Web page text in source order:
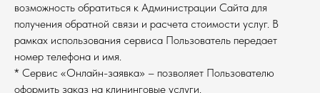
возможность обратиться к Администрации Сайта для
получения обратной связи и расчета стоимости услуг. В
рамках использования сервиса Пользователь передает
номер телефона и имя.
* Сервис «Онлайн-заявка» – позволяет Пользователю
оформить заказ на клининговые услуги.